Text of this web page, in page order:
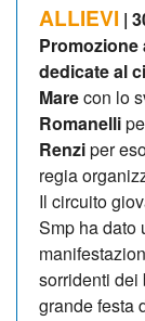
ALLIEVI |
Promozione
dedicate al
Marecon lo
Romanelli
Renziper
regia
Il circuito
Smp ha dato
sorridenti dei
grande festa